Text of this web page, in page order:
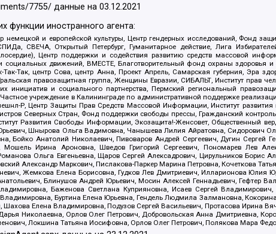
7755/ данные на03.12.2021
иностранного агента:
и европейской культуры, Центр гендерных исследований, Фонд
СВЕЧА, Открытый Петербург, Гуманитарное действие, Лига
Центр поддержки и содействия развитию средств массовой
и социальных движений, ВМЕСТЕ, Благотворительный фонд охраны
Так-Так, центр Сова, центр Анна, Проект Апрель, Самарская губерния, Эра
правозащитная группа, Женщины Евразии, СИБАЛЬТ, Институт прав
инициатив и социального партнерства, Пермский региональный
учреждение в Калининграде по административной поддержке
Р, Центр Защиты Прав Средств Массовой Информации, Институт
Северных Стран, Фонд поддержки свободы прессы, Гражданский
Развития Свободы Информации, Экозащита!-Женсовет, Общественный
Шнырова Ольга Вадимовна, Чанышева Лилия Айратовна, Сидорович
Бойко Анатолий Николаевич, Пивоваров Андрей Сергеевич, Дугин Сергей
Мошель Ирина Ароновна, Шведов Григорий Сергеевич, Пономарев Лев
Ольга Евгеньевна, Щаров Сергей Алексадрович, Цирульников
Александр Маркович, Пислакова-Паркер Марина Петровна, Кочеткова
Жемкова Елена Борисовна, Гудков Лев Дмитриевич, Илларионова Юлия
Блинушов Андрей Юрьевич, Мосин Алексей Геннадьевич, Гефтер
Баженова Светлана Куприяновна, Исаев Сергей
Буртина Елена Юрьевна, Гендель Людмила Залмановна,
Елена Владимировна, Подузов Сергей Васильевич, Протасова Ирина
Николаевна, Орлов Олег Петрович, Добровольская Анна Дмитриевна,
Локшина Татьяна Иосифовна, Орлов Олег Петрович, Полякова Мара